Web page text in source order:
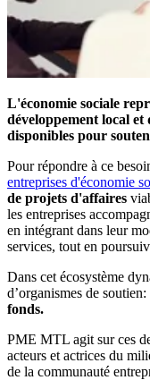
L'économie sociale
développement local et
disponibles pour
Pour répondre à ce
entreprises d'économie
de projets d'affaires
les entreprises
en intégrant dans leur
services, tout en
Dans cet écosystème
d’organismes de soutien:
fonds.
PME MTL agit sur ces
acteurs et actrices du
de la communauté